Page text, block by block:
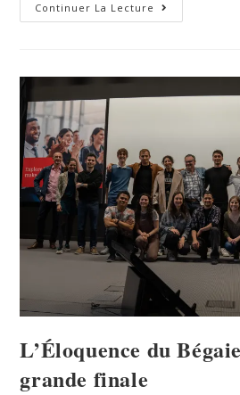
Continuer La Lecture
L’Éloquence du
grande finale